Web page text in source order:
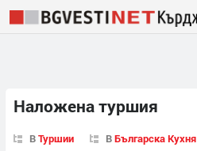
Наложена туршия
ВТуршии ВБългарска Кухня